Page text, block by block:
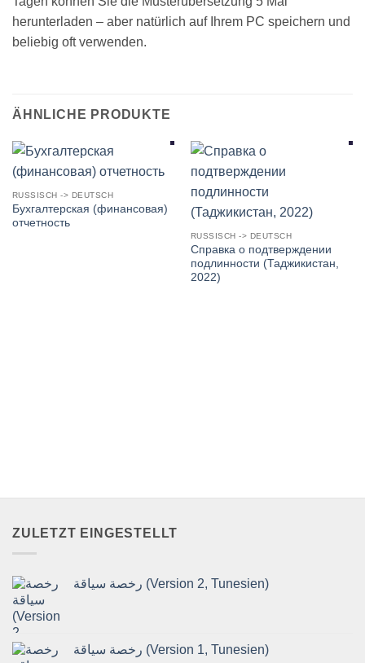
herunterladen – aber natürlich auf Ihrem PC speichern und
beliebig oft verwenden.
ÄHNLICHE PRODUKTE
RUSSISCH -> DEUTSCH
Бухгалтерская (финансовая)
отчетность
RUSSISCH -> DEUTSCH
Справка о подтверждении
подлинности (Таджикистан,
2022)
ZULETZT EINGESTELLT
رخصة سياقة (Version 2, Tunesien)
رخصة سياقة (Version 1, Tunesien)